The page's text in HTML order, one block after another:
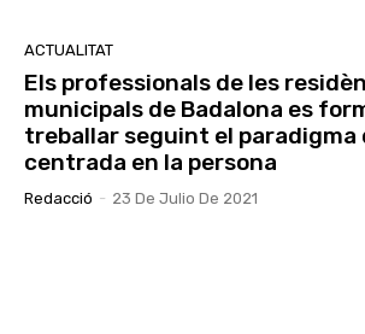
ACTUALITAT
Els professionals de les
municipals de Badalona es
treballar seguint el paradigma
centrada en la persona
Redacció - 23 De Julio De 2021